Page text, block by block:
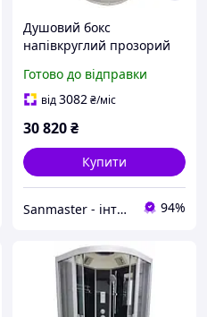
Душовий бокс
напівкруглий прозорий
сатин з піддоном Veronis
BV-5-90 white
Готово до відправки
від3082₴/міс
30 820₴
Купити
Sanmaster - інтернет-магазин сантехніки 94%